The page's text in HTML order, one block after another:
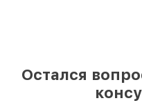
Остался